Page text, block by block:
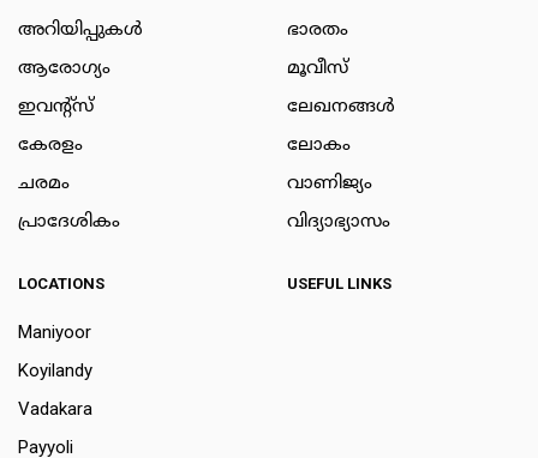
അറിയിപ്പുകള്‍
ആരോഗ്യം
ഇവന്റ്സ്
കേരളം
ചരമം
പ്രാദേശികം
ഭാരതം
മൂവീസ്
ലേഖനങ്ങള്‍
ലോകം
വാണിജ്യം
വിദ്യാഭ്യാസം
LOCATIONS
Maniyoor
Koyilandy
Vadakara
Payyoli
USEFUL LINKS